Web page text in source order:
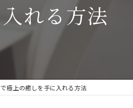
れる方法
極上の癒しを手に入れる方法